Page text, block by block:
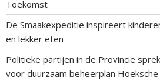
Toekomst
De Smaakexpeditie inspireert
en lekker eten
Politieke partijen in de Provincie
voor duurzaam beheerplan Hoeksche